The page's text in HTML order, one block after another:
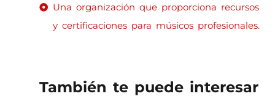
Una organización que proporciona recursos
y certificaciones para músicos profesionales.
También te puede interesar